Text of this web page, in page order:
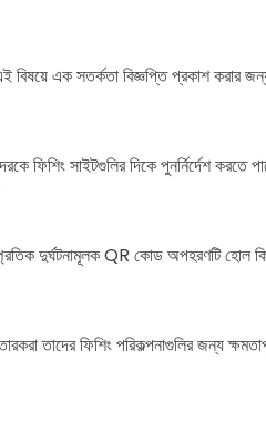
এক সতর্কতা বিজ্ঞপ্তি প্রকাশ করার
ফিশিং সাইটগুলির দিকে পুনর্নির্দেশ করতে
দুর্ঘটনামূলক QR কোড অপহরণটি হোল
তাদের ফিশিং পরিকল্পনাগুলির জন্য